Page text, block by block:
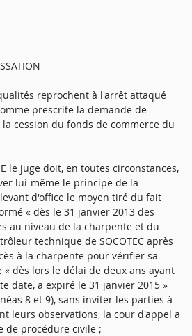
reprochent à l'arrêt attaqué
prescrite la demande de
cession du fonds de commerce du
le juge doit, en toutes circonstances,
lui-même le principe de la
d'office le moyen tiré du fait
« dès le 31 janvier 2013 des
au niveau de la charpente et du
technique de SOCOTEC après
à la charpente pour vérifier sa
dès lors le délai de deux ans ayant
date, a expiré le 31 janvier 2015 »
8 et 9), sans inviter les parties à
leurs observations, la cour d'appel a
de procédure civile ;